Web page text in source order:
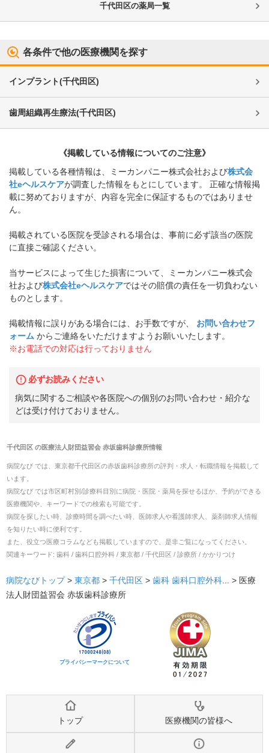
千代田区の薬局一覧
各条件で他の医療機関を探す
インプラント(千代田区)
歯周組織再生療法(千代田区)
《掲載している情報についてのご注意》
掲載している各種情報は、ミーカンパニー株式会社および株式会
社eヘルスケアが調査した情報をもとにしています。 正確な情報掲
載に努めておりますが、内容を完全に保証するものではありませ
ん。
掲載されている医院を受診される場合は、事前に必ず該当の医院
に直接ご確認ください。
当サービスによって生じた損害について、ミーカンパニー株式会
社および株式会社eヘルスケアではその賠償の責任を一切負わない
ものとします。
掲載情報に誤りがある場合には、お手数ですが、
お問い合わせフ
ォーム からご連絡をいただけますようお願いいたします。
※お電話での対応は行っておりません
必ずお読みください
病気に関するご相談や各医院への個別のお問い合わせ・紹介な
どは受け付けておりません。
千代田区の医療法人財団益習会 赤坂歯科診療所情報
病院なび では、 東京都千代田区の赤坂歯科診療所の評判・求人・転職情報を掲載して
います。
病院なび では市区町村別/診療科目別に病院・医院・薬局を探せるほか、予約ができる
医療機関や、キーワードでの検索も可能です。
病院を探したい時、診療時間を調べたい時、医師求人や看護師求人、薬剤師求人情報
を知りたい時に便利です。
また、役立つ医療コラムなども掲載していますので、是非ご覧になってください。
関連キーワード: 歯科 / 歯科口腔外科 / 東京都 / 千代田区 / 診療所 / かかりつけ
病院なびトップ > 東京都 > 千代田区 > 歯科 歯科口腔外科... > 医療
法人財団益習会 赤坂歯科診療所
プライバシーマークについて
トップ 医療機関の皆様へ